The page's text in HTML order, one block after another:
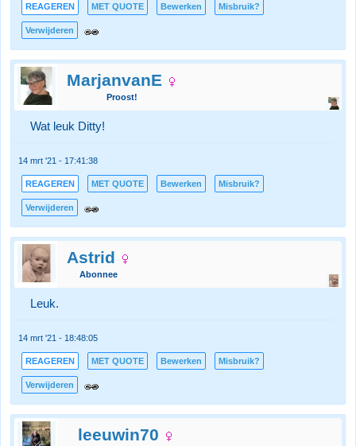
REAGEREN MET QUOTE Bewerken Misbruik?
Verwijderen
MarjanvanE
Proost!
Wat leuk Ditty!
14 mrt '21 - 17:41:38
REAGEREN MET QUOTE Bewerken Misbruik?
Verwijderen
Astrid
Abonnee
Leuk.
14 mrt '21 - 18:48:05
REAGEREN MET QUOTE Bewerken Misbruik?
Verwijderen
leeuwin70